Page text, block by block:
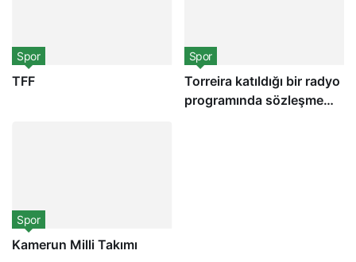
Spor
TFF
Spor
Torreira katıldığı bir radyo
programında sözleşme
Spor
Kamerun Milli Takımı